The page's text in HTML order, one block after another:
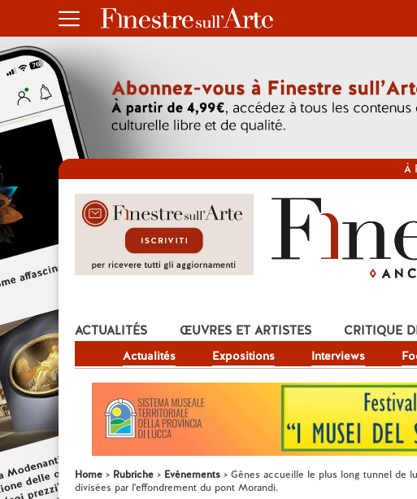
À
ACTUALITÉS
Actualités Expositions Interviews
ŒUVRES ET ARTISTES CRITIQUE
Home Rubriche Evénements
Gênes accueille le plus long tunnel de
divisées par l'effondrement du pont Morandi.